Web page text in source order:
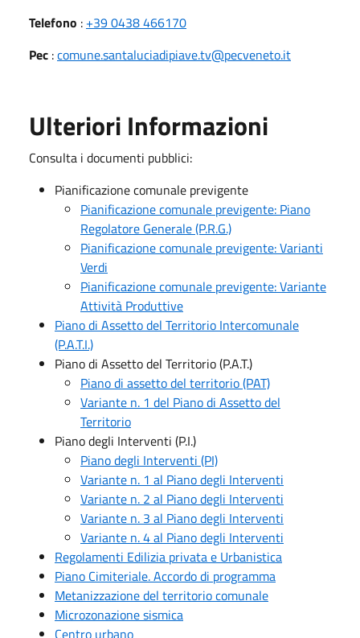
Telefono : +39 0438 466170
Pec :comune.santaluciadipiave.tv@pecveneto.it
Ulteriori Informazioni
Consulta i documenti pubblici:
Pianificazione comunale previgente
Pianificazione comunale previgente: Piano
Regolatore Generale (P.R.G.)
Pianificazione comunale previgente: Varianti
Verdi
Pianificazione comunale previgente: Variante
Attività Produttive
Piano di Assetto del Territorio Intercomunale
(P.A.T.I.)
Piano di Assetto del Territorio (P.A.T.)
Piano di assetto del territorio (PAT)
Variante n. 1 del Piano di Assetto del
Territorio
Piano degli Interventi (P.I.)
Piano degli Interventi (PI)
Variante n. 1 al Piano degli Interventi
Variante n. 2 al Piano degli Interventi
Variante n. 3 al Piano degli Interventi
Variante n. 4 al Piano degli Interventi
Regolamenti Edilizia privata e Urbanistica
Piano Cimiteriale. Accordo di programma
Metanizzazione del territorio comunale
Microzonazione sismica
Centro urbano